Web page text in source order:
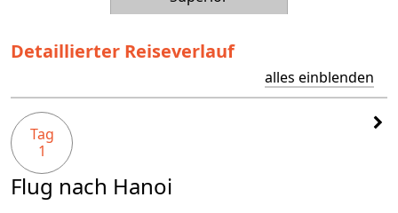
Detaillierter Reiseverlauf
alles einblenden
Tag
1
Flug nach Hanoi